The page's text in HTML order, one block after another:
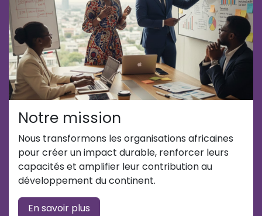
Notre mission
Nous transformons les organisations africaines
pour créer un impact durable, renforcer leurs
capacités et amplifier leur contribution au
développement du continent.
En savoir plus